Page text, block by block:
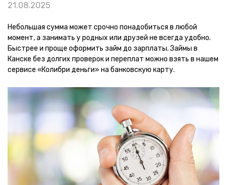
21.08.2025
Небольшая сумма может срочно понадобиться в любой
момент, а занимать у родных или друзей не всегда удобно.
Быстрее и проще оформить займ до зарплаты. Займы в
Канске без долгих проверок и переплат можно взять в нашем
сервисе «Колибри деньги» на банковскую карту.